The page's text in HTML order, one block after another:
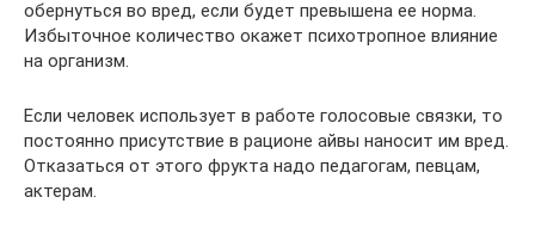
обернуться во вред, если будет превышена ее норма.
Избыточное количество окажет психотропное влияние
на организм.
Если человек использует в работе голосовые связки, то
постоянно присутствие в рационе айвы наносит им вред.
Отказаться от этого фрукта надо педагогам, певцам,
актерам.